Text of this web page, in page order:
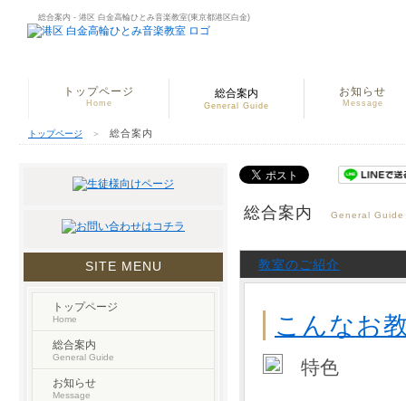
総合案内 - 港区 白金高輪ひとみ音楽教室(東京都港区白金)
トップページ
Home
総合案内
General Guide
お知らせ
Message
トップページ ＞ 総合案内
総合案内 General Guide
教室のご紹介
こんなお
特色
SITE MENU
トップページ
Home
総合案内
General Guide
お知らせ
Message